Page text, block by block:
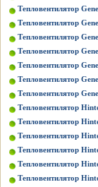
Тепловентилятор
Тепловентилятор
Тепловентилятор
Тепловентилятор
Тепловентилятор
Тепловентилятор
Тепловентилятор
Тепловентилятор
Тепловентилятор
Тепловентилятор
Тепловентилятор
Тепловентилятор
Тепловентилятор